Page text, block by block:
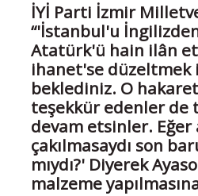
İYİ Parti İzmir
“'İstanbul'u
Atatürk'ü hain ilân
ihanet'se düzeltmek
beklediniz. O
teşekkür edenler de
devam etsinler.
çakılmasaydı son
mıydı?' Diyerek
malzeme